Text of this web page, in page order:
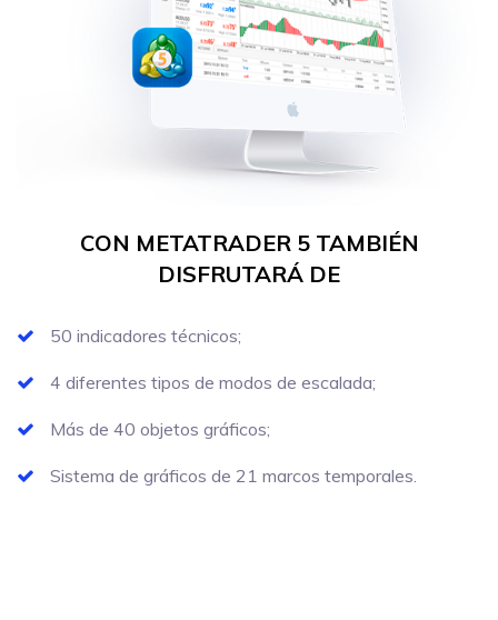
CON METATRADER 5 TAMBIÉN
DISFRUTARÁ DE
50 indicadores técnicos;
4 diferentes tipos de modos de escalada;
Más de 40 objetos gráficos;
Sistema de gráficos de 21 marcos temporales.